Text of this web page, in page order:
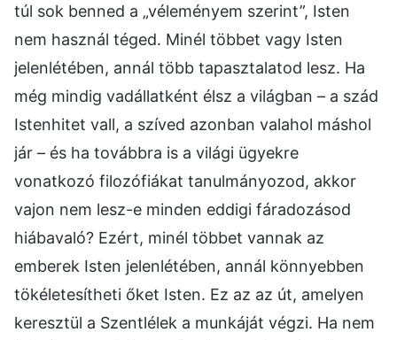
túl sok benned a „véleményem szerint”, Isten
nem használ téged. Minél többet vagy Isten
jelenlétében, annál több tapasztalatod lesz. Ha
még mindig vadállatként élsz a világban – a szád
Istenhitet vall, a szíved azonban valahol máshol
jár – és ha továbbra is a világi ügyekre
vonatkozó filozófiákat tanulmányozod, akkor
vajon nem lesz-e minden eddigi fáradozásod
hiábavaló? Ezért, minél többet vannak az
emberek Isten jelenlétében, annál könnyebben
tökéletesítheti őket Isten. Ez az az út, amelyen
keresztül a Szentlélek a munkáját végzi. Ha nem